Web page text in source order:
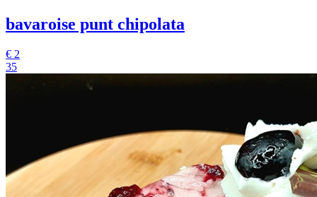
bavaroise punt chipolata
€ 2
35